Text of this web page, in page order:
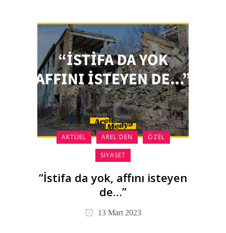
AKTÜEL AREL'DEN ÖZEL
SIYASET
“İstifa da yok, affını isteyen
de…”
13 Mart 2023